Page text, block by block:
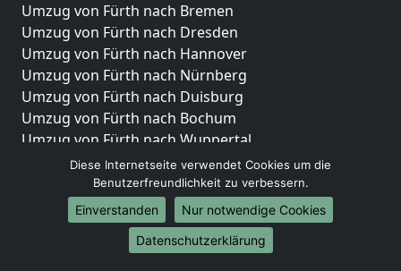
Umzug von Fürth nach Bremen
Umzug von Fürth nach Dresden
Umzug von Fürth nach Hannover
Umzug von Fürth nach Nürnberg
Umzug von Fürth nach Duisburg
Umzug von Fürth nach Bochum
Umzug von Fürth nach Wuppertal
Umzug von Fürth nach Bielefeld
Umzug von Fürth nach Bonn
Umzug von Fürth nach Münster
Internationale-Umzüge
Diese Internetseite verwendet Cookies um die
Benutzerfreundlichkeit zu verbessern.
Einverstanden
Nur notwendige Cookies
Datenschutzerklärung